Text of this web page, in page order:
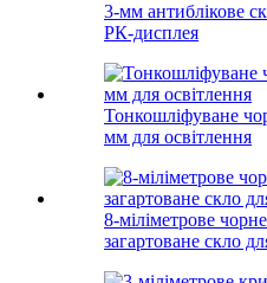
3-мм антиблікове
РК-дисплея
Тонкошліфуване
мм для освітлення
8-міліметрове
загартоване скло